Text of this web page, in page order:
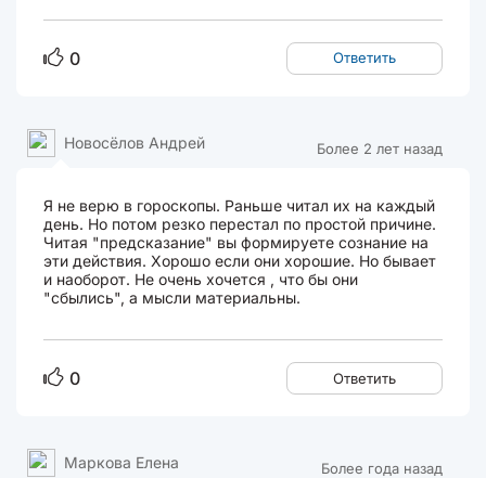
родилась...
0 Ответить
Более 2 лет назад
Новосёлов Андрей
Я не верю в гороскопы. Раньше читал их на каждый
день. Но потом резко перестал по простой причине.
Читая "предсказание" вы формируете сознание на
эти действия. Хорошо если они хорошие. Но бывает
и наоборот. Не очень хочется , что бы они
"сбылись", а мысли материальны.
0 Ответить
Более года назад
Маркова Елена